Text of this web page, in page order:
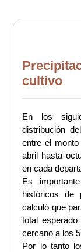
cultivo
En los
distribución
entre el
abril hasta
en cada
Es
históricos de
calculó que
total
cercano a los
Por lo tanto